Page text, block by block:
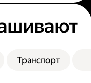
Транспорт